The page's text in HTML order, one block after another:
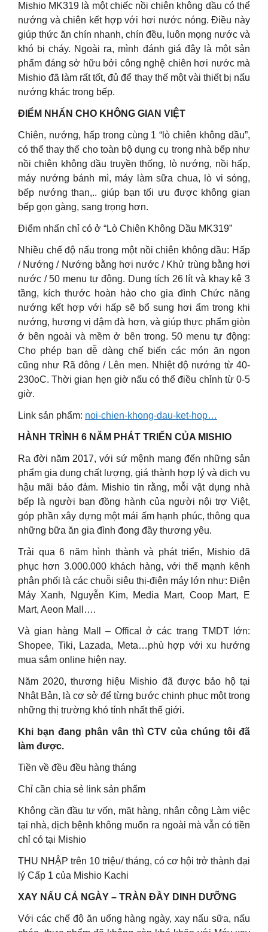
Mishio MK319 là một chiếc nồi chiên không dầu có thể
nướng và chiên kết hợp với hơi nước nóng. Điều này
giúp thức ăn chín nhanh, chín đều, luôn mọng nước và
khó bị cháy. Ngoài ra, mình đánh giá đây là một sản
phẩm đáng sở hữu bởi công nghệ chiên hơi nước mà
Mishio đã làm rất tốt, đủ để thay thế một vài thiết bị nấu
nướng khác trong bếp.
ĐIỂM NHẤN CHO KHÔNG GIAN VIỆT
Chiên, nướng, hấp trong cùng 1 “lò chiên không dầu”,
có thể thay thế cho toàn bộ dụng cụ trong nhà bếp như
nồi chiên không dầu truyền thống, lò nướng, nồi hấp,
máy nướng bánh mì, máy làm sữa chua, lò vi sóng,
bếp nướng than,.. giúp bạn tối ưu được không gian
bếp gọn gàng, sang trọng hơn.
Điểm nhấn chỉ có ở “Lò Chiên Không Dầu MK319”
Nhiều chế độ nấu trong một nồi chiên không dầu: Hấp
/ Nướng / Nướng bằng hơi nước / Khử trùng bằng hơi
nước / 50 menu tự động. Dung tích 26 lít và khay kệ 3
tầng, kích thước hoàn hảo cho gia đình Chức năng
nướng kết hợp với hấp sẽ bổ sung hơi ẩm trong khi
nướng, hương vị đậm đà hơn, và giúp thực phẩm giòn
ở bên ngoài và mềm ở bên trong. 50 menu tự động:
Cho phép bạn dễ dàng chế biến các món ăn ngon
cũng như Rã đông / Lên men. Nhiệt độ nướng từ 40-
230oC. Thời gian hẹn giờ nấu có thể điều chỉnh từ 0-5
giờ.
Link sản phẩm: noi-chien-khong-dau-ket-hop…
HÀNH TRÌNH 6 NĂM PHÁT TRIỂN CỦA MISHIO
Ra đời năm 2017, với sứ mệnh mang đến những sản
phẩm gia dụng chất lượng, giá thành hợp lý và dịch vụ
hậu mãi bảo đảm. Mishio tin rằng, mỗi vật dụng nhà
bếp là người bạn đồng hành của người nội trợ Việt,
góp phần xây dựng một mái ấm hạnh phúc, thông qua
những bữa ăn gia đình đong đầy thương yêu.
Trải qua 6 năm hình thành và phát triển, Mishio đã
phục hơn 3.000.000 khách hàng, với thế mạnh kênh
phân phối là các chuỗi siêu thị-điện máy lớn như: Điện
Máy Xanh, Nguyễn Kim, Media Mart, Coop Mart, E
Mart, Aeon Mall….
Và gian hàng Mall – Offical ở các trang TMDT lớn:
Shopee, Tiki, Lazada, Meta…phù hợp với xu hướng
mua sắm online hiện nay.
Năm 2020, thương hiệu Mishio đã được bảo hộ tại
Nhật Bản, là cơ sở để từng bước chinh phục một trong
những thị trường khó tính nhất thế giới.
Khi bạn đang phân vân thì CTV của chúng tôi đã
làm được.
Tiền về đều đều hàng tháng
Chỉ cần chia sẻ link sản phẩm
Không cần đầu tư vốn, mặt hàng, nhân công Làm việc
tại nhà, dịch bệnh không muốn ra ngoài mà vẫn có tiền
chỉ có tại Mishio
THU NHẬP trên 10 triệu/ tháng, có cơ hội trở thành đại
lý Cấp 1 của Mishio Kachi
XAY NẤU CẢ NGÀY – TRÀN ĐẦY DINH DƯỠNG
Với các chế độ ăn uống hàng ngày, xay nấu sữa, nấu